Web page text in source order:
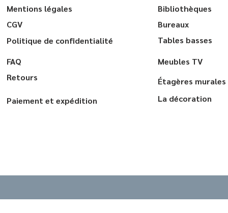
Mentions légales
CGV
Politique de confidentialité
FAQ
Retours
Paiement et expédition
Bibliothèques
Bureaux
Tables basses
Meubles TV
Étagères murales
La décoration